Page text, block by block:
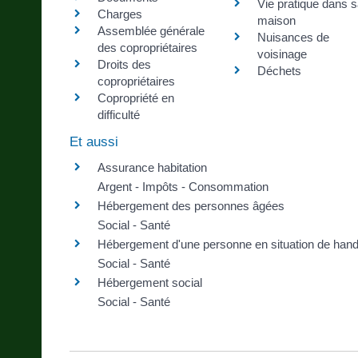
Charges
Assemblée générale
des copropriétaires
Droits des
copropriétaires
Copropriété en
difficulté
Vie pratique dans
maison
Nuisances de
voisinage
Déchets
Et aussi
Assurance habitation
Argent - Impôts - Consommation
Hébergement des personnes âgées
Social - Santé
Hébergement d'une personne en situation de
Social - Santé
Hébergement social
Social - Santé